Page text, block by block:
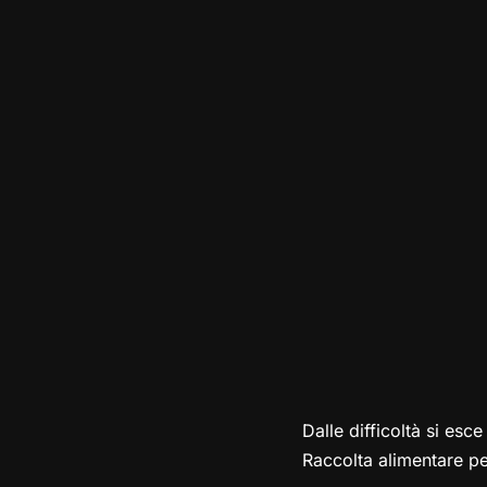
Dalle difficoltà si esce
Raccolta alimentare